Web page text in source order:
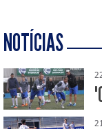
NOTÍCIAS